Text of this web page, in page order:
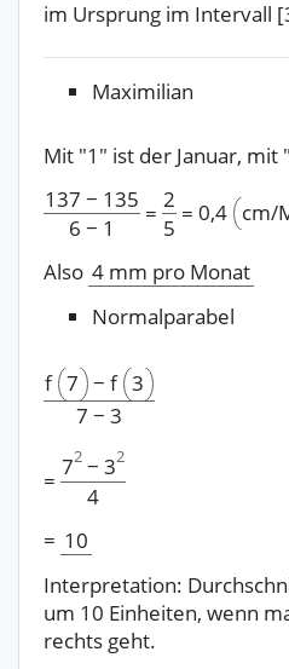
im Ursprung im Intervall
Maximilian
Mit "1" ist der Januar, mit
137 − 135
6 − 1
=
2
5
= 0,4 cm/
Also 4 mm pro Monat
Normalparabel
f 7 − f 3
7 − 3
=
72 − 32
4
= 10
Interpretation:
um 10 Einheiten, wenn
rechts geht.